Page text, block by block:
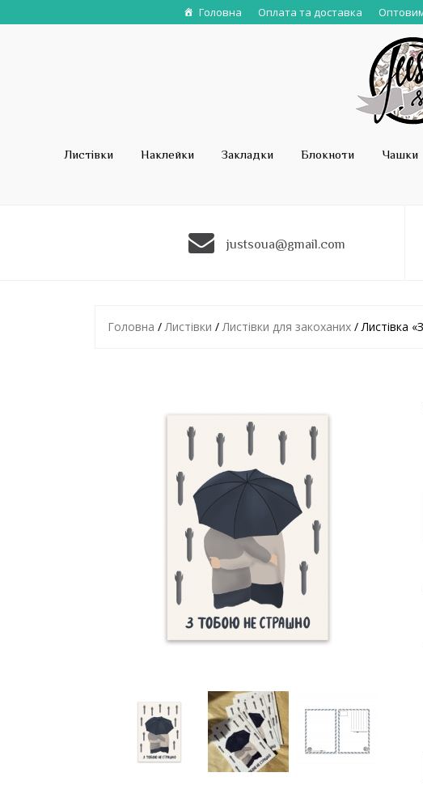
Головна Оплата та доставка
Листівки Наклейки Закладки Блокноти Чашки
justsoua@gmail.com
Головна /Листівки /Листівки для закоханих / Листівка